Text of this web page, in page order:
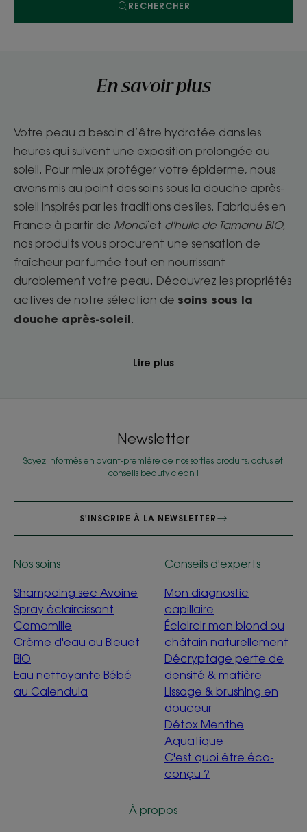
RECHERCHER
En savoir plus
Votre peau a besoin d’être hydratée dans les
heures qui suivent une exposition prolongée au
soleil. Pour mieux protéger votre épiderme, nous
avons mis au point des soins sous la douche après-
soleil inspirés par les traditions des îles. Fabriqués en
France à partir de Monoïet d'huile de Tamanu BIO,
nos produits vous procurent une sensation de
fraîcheur parfumée tout en nourrissant
durablement votre peau. Découvrez les propriétés
actives de notre sélection de soins sous la
douche après-soleil.
Lire plus
Newsletter
Soyez informés en avant-première de nos sorties produits, actus et
conseils beauty clean !
S'INSCRIRE À LA NEWSLETTER
Nos soins
Shampoing sec Avoine
Spray éclaircissant
Camomille
Crème d'eau au Bleuet
BIO
Eau nettoyante Bébé
au Calendula
Conseils d'experts
Mon diagnostic
capillaire
Éclaircir mon blond ou
châtain naturellement
Décryptage perte de
densité & matière
Lissage & brushing en
douceur
Détox Menthe
Aquatique
C'est quoi être éco-
conçu ?
À propos